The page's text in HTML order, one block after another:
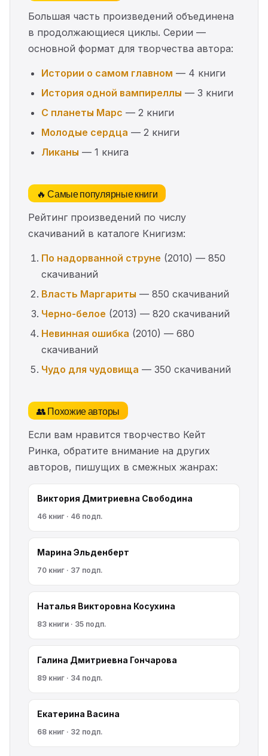
Большая часть произведений объединена
в продолжающиеся циклы. Серии —
основной формат для творчества автора:
Истории о самом главном — 4 книги
История одной вампиреллы — 3 книги
С планеты Марс — 2 книги
Молодые сердца — 2 книги
Ликаны — 1 книга
🔥 Самые популярные книги
Рейтинг произведений по числу
скачиваний в каталоге Книгизм:
По надорванной струне (2010) — 850
скачиваний
Власть Маргариты — 850 скачиваний
Черно-белое (2013) — 820 скачиваний
Невинная ошибка (2010) — 680
скачиваний
Чудо для чудовища — 350 скачиваний
👥 Похожие авторы
Если вам нравится творчество Кейт
Ринка, обратите внимание на других
авторов, пишущих в смежных жанрах:
Виктория Дмитриевна Свободина
46 книг · 46 подп.
Марина Эльденберт
70 книг · 37 подп.
Наталья Викторовна Косухина
83 книги · 35 подп.
Галина Дмитриевна Гончарова
89 книг · 34 подп.
Екатерина Васина
68 книг · 32 подп.